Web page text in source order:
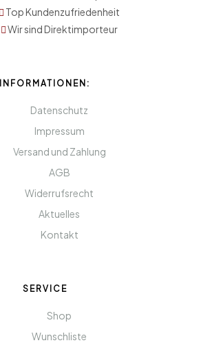
Top Kundenzufriedenheit
Wir sind Direktimporteur
INFORMATIONEN:
Datenschutz
Impressum
Versand und Zahlung
AGB
Widerrufsrecht
Aktuelles
Kontakt
SERVICE
Shop
Wunschliste